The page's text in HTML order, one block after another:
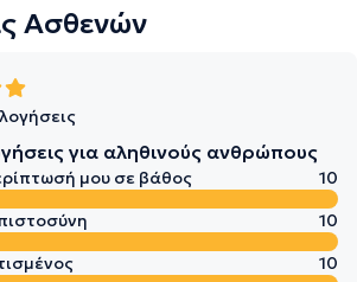
Ασθενών
για αληθινούς ανθρώπους
μου σε βάθος
10
10
10